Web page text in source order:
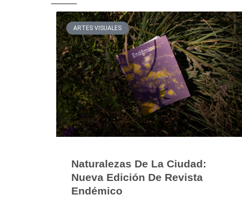
ARTES VISUALES
Naturalezas De La Ciudad:
Nueva Edición De Revista
Endémico